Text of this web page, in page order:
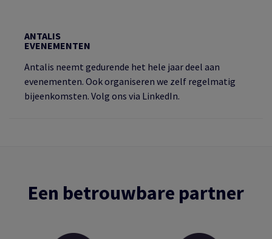
ANTALIS
EVENEMENTEN
Antalis neemt gedurende het hele jaar deel aan
evenementen. Ook organiseren we zelf regelmatig
bijeenkomsten. Volg ons via LinkedIn.
Een betrouwbare partner